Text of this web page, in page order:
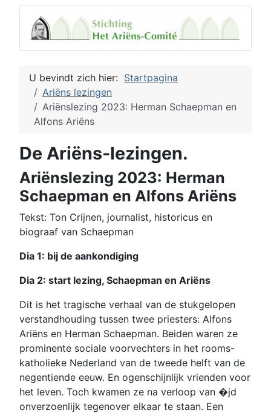
U bevindt zich hier: Startpagina
Ariëns lezingen
Ariënslezing 2023: Herman Schaepman en
Alfons Ariëns
De Ariëns-lezingen.
Ariënslezing 2023: Herman
Schaepman en Alfons Ariëns
Tekst: Ton Crijnen, journalist, historicus en
biograaf van Schaepman
Dia 1: bij de aankondiging
Dia 2: start lezing, Schaepman en Ariëns
Dit is het tragische verhaal van de stukgelopen
verstandhouding tussen twee priesters: Alfons
Ariëns en Herman Schaepman. Beiden waren ze
prominente sociale voorvechters in het rooms-
katholieke Nederland van de tweede helft van de
negentiende eeuw. En ogenschijnlijk vrienden voor
het leven. Toch kwamen ze na verloop van �jd
onverzoenlijk tegenover elkaar te staan. Een